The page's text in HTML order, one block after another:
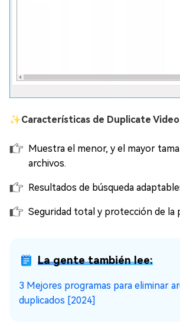
✨Características de Duplicate
Muestra el menor, y el mayor
archivos.
Resultados de búsqueda
Seguridad total y protección de la
La gente también lee:
3 Mejores programas para eliminar
duplicados [2024]